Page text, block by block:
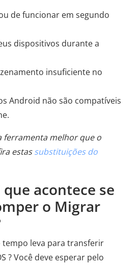
de funcionar em segundo
dispositivos durante a
insuficiente no
Android não são compatíveis
ferramenta melhor que o
estassubstituições do
que acontece se
o Migrar
tempo leva para transferir
? Você deve esperar pelo